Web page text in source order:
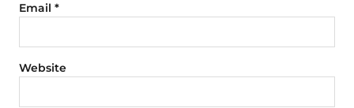
Email *
Website